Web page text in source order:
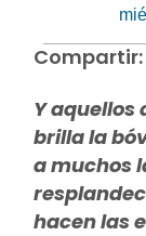
Compartir:
Y aquellos
brilla la
a muchos
hacen las